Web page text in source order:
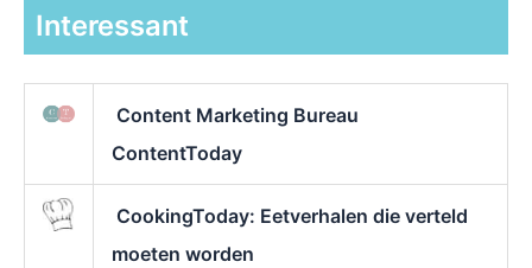
Interessant
Content Marketing Bureau
ContentToday
CookingToday: Eetverhalen die verteld
moeten worden